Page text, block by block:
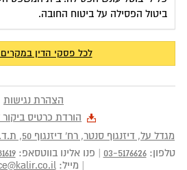
ביטול הפסילה על ביטוח החובה.
לכל פסקי הדין במקרים
הצהרת נגישות
הורדת כרטיס
מגדל על, דיזנגוף סנטר, רח' דיזנגוף 50
, ת.ד.
טלפון:03-5176626 פנו אלינו בווטסאפ:
מייל: